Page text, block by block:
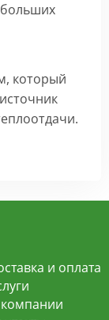
который
для
работает.
и оплата